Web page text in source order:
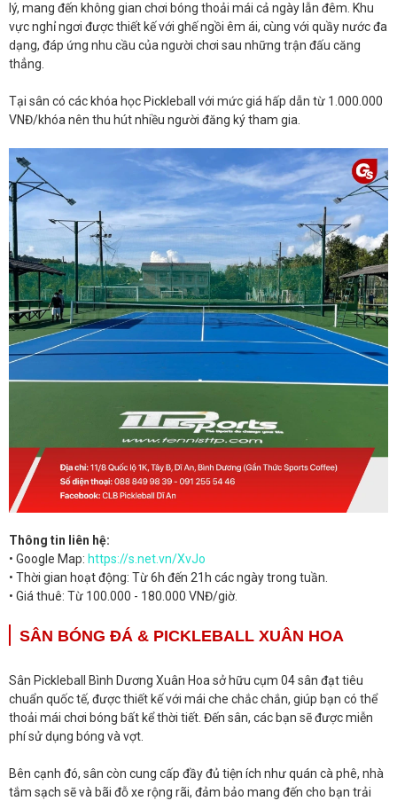
lý, mang đến không gian chơi bóng thoải mái cả ngày lẫn đêm. Khu
vực nghỉ ngơi được thiết kế với ghế ngồi êm ái, cùng với quầy nước đa
dạng, đáp ứng nhu cầu của người chơi sau những trận đấu căng
thẳng.
Tại sân có các khóa học Pickleball với mức giá hấp dẫn từ 1.000.000
VNĐ/khóa nên thu hút nhiều người đăng ký tham gia.
Thông tin liên hệ:
• Google Map: https://s.net.vn/XvJo
• Thời gian hoạt động: Từ 6h đến 21h các ngày trong tuần.
• Giá thuê: Từ 100.000 - 180.000 VNĐ/giờ.
SÂN BÓNG ĐÁ & PICKLEBALL XUÂN HOA
Sân Pickleball Bình Dương Xuân Hoa sở hữu cụm 04 sân đạt tiêu
chuẩn quốc tế, được thiết kế với mái che chắc chắn, giúp bạn có thể
thoải mái chơi bóng bất kể thời tiết. Đến sân, các bạn sẽ được miễn
phí sử dụng bóng và vợt.
Bên cạnh đó, sân còn cung cấp đầy đủ tiện ích như quán cà phê, nhà
tắm sạch sẽ và bãi đỗ xe rộng rãi, đảm bảo mang đến cho bạn trải